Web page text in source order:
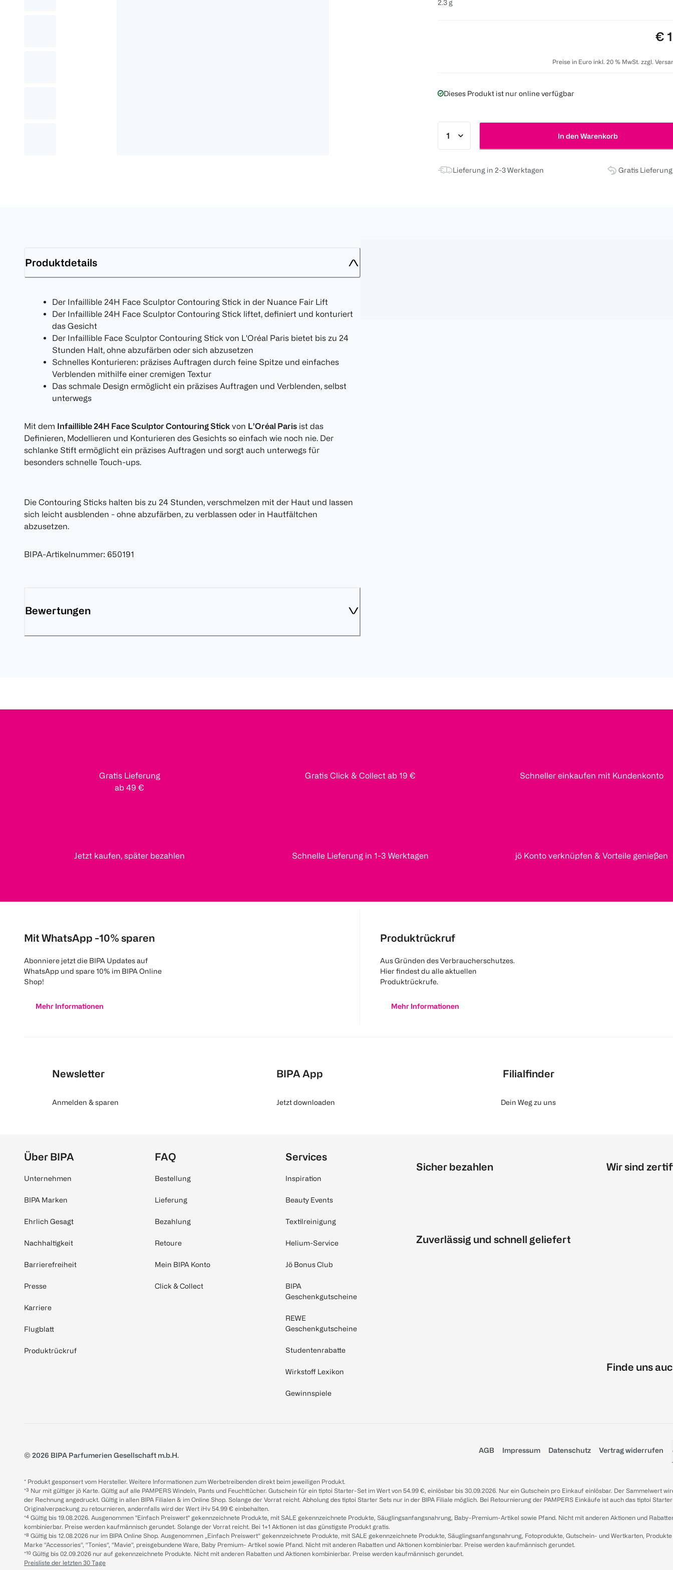
2.3 g
€
Preise in Euro inkl. 20 % MwSt. zzgl.
Dieses Produkt ist nur online verfügbar
In den Warenkorb
Lieferung in 2-3 Werktagen Gratis
Produktdetails
Der Infaillible 24H Face Sculptor Contouring Stick in der Nuance Fair Lift
Der Infaillible 24H Face Sculptor Contouring Stick liftet, definiert und konturiert
das Gesicht
Der Infaillible Face Sculptor Contouring Stick von L'Oréal Paris bietet bis zu 24
Stunden Halt, ohne abzufärben oder sich abzusetzen
Schnelles Konturieren: präzises Auftragen durch feine Spitze und einfaches
Verblenden mithilfe einer cremigen Textur
Das schmale Design ermöglicht ein präzises Auftragen und Verblenden, selbst
unterwegs
Mit dem Infaillible 24H Face Sculptor Contouring Stick von L’Oréal Paris ist das
Definieren, Modellieren und Konturieren des Gesichts so einfach wie noch nie. Der
schlanke Stift ermöglicht ein präzises Auftragen und sorgt auch unterwegs für
besonders schnelle Touch-ups.
Die Contouring Sticks halten bis zu 24 Stunden, verschmelzen mit der Haut und lassen
sich leicht ausblenden - ohne abzufärben, zu verblassen oder in Hautfältchen
abzusetzen.
BIPA-Artikelnummer: 650191
Bewertungen
Gratis Lieferung
ab 49 €
Gratis Click & Collect ab 19 € Schneller einkaufen mit Kundenkonto
Jetzt kaufen, später bezahlen Schnelle Lieferung in 1-3 Werktagen jö Konto verknüpfen & Vorteile genießen
Mit WhatsApp -10% sparen
Abonniere jetzt die BIPA Updates auf
WhatsApp und spare 10% im BIPA Online
Shop!
Mehr Informationen
Produktrückruf
Aus Gründen des Verbraucherschutzes.
Hier findest du alle aktuellen
Produktrückrufe.
Mehr Informationen
Newsletter
Anmelden & sparen
BIPA App
Jetzt downloaden
Filialfinder
Dein Weg zu uns
Über BIPA
Unternehmen
BIPA Marken
Ehrlich Gesagt
Nachhaltigkeit
Barrierefreiheit
Presse
Karriere
Flugblatt
Produktrückruf
FAQ
Bestellung
Lieferung
Bezahlung
Retoure
Mein BIPA Konto
Click & Collect
Services
Inspiration
Beauty Events
Textilreinigung
Helium-Service
Jö Bonus Club
BIPA
Geschenkgutscheine
REWE
Geschenkgutscheine
Studentenrabatte
Wirkstoff Lexikon
Gewinnspiele
Sicher bezahlen
Zuverlässig und schnell geliefert
Wir sind
Finde uns
© 2026 BIPA Parfumerien Gesellschaft m.b.H.
AGB Impressum Datenschutz Vertrag widerrufen
* Produkt gesponsert vom Hersteller. Weitere Informationen zum Werbetreibenden direkt beim jeweiligen Produkt.
*³ Nur mit gültiger jö Karte. Gültig auf alle PAMPERS Windeln, Pants und Feuchttücher. Gutschein für ein tiptoi Starter-Set im Wert von 54.99 €, einlösbar bis 30.09.2026. Nur ein Gutschein pro Einkauf einlösbar. Der Sammelwert
der Rechnung angedruckt. Gültig in allen BIPA Filialen & im Online Shop. Solange der Vorrat reicht. Abholung des tiptoi Starter Sets nur in der BIPA Filiale möglich. Bei Retournierung der PAMPERS Einkäufe ist auch das tiptoi
Originalverpackung zu retournieren, andernfalls wird der Wert iHv 54.99 € einbehalten.
*⁴ Gültig bis 19.08.2026. Ausgenommen "Einfach Preiswert" gekennzeichnete Produkte, mit SALE gekennzeichnete Produkte, Säuglingsanfangsnahrung, Baby-Premium-Artikel sowie Pfand. Nicht mit anderen Aktionen und
kombinierbar. Preise werden kaufmännisch gerundet. Solange der Vorrat reicht. Bei 1+1 Aktionen ist das günstigste Produkt gratis.
*⁸ Gültig bis 12.08.2026 nur im BIPA Online Shop. Ausgenommen „Einfach Preiswert“ gekennzeichnete Produkte, mit SALE gekennzeichnete Produkte, Säuglingsanfangsnahrung, Fotoprodukte, Gutschein- und Wertkarten,
Marke “Accessories“, “Tonies“, “Mavie“, preisgebundene Ware, Baby Premium- Artikel sowie Pfand. Nicht mit anderen Rabatten und Aktionen kombinierbar. Preise werden kaufmännisch gerundet.
*¹⁰ Gültig bis 02.09.2026 nur auf gekennzeichnete Produkte. Nicht mit anderen Rabatten und Aktionen kombinierbar. Preise werden kaufmännisch gerundet.
Preisliste der letzten 30 Tage